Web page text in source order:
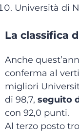
Università di
La classifica
Anche
conferma al
migliori
di 98,7, seguito
con 92,0 punti.
Al terzo posto